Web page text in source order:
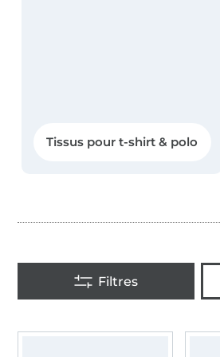
Tissus pour t-shirt & polo